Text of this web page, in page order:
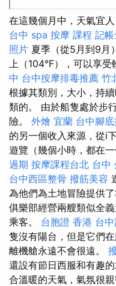
在這幾個月中，天氣宜
台中 spa 按摩 課程 記
照片 夏季（從5月到9月
上（104°F），可以享受
中 台中按摩排毒推薦 竹
根據其類別，大小，持
類的。 由於船隻處於步
險。 外燴 宜蘭 台中腳
的另一個收入來源，從i
遊覽（幾個小時，都在
過期 按摩課程台北 台中
台中西區整骨 撥筋美容
為他們為土地冒險提供
俱樂部經營兩艘類似全
乘客。 台胞證 香港 台
隻沒有陽台，但是它們
離機艙永遠不會很遠。
還設有節日西服和有趣的
合溫暖的天氣，氣氛很親